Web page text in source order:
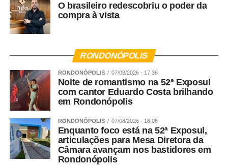
O brasileiro redescobriu o poder da
compra à vista
RONDONÓPOLIS
RONDONÓPOLIS 07/08/2026 - 17:36
Noite de romantismo na 52ª Exposul
com cantor Eduardo Costa brilhando
em Rondonópolis
RONDONÓPOLIS 07/08/2026 - 16:08
Enquanto foco está na 52ª Exposul,
articulações para Mesa Diretora da
Câmara avançam nos bastidores em
Rondonópolis